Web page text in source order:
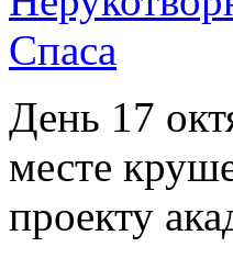
День 17
месте
проекту